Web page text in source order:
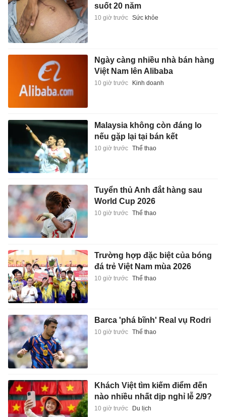
suốt 20 năm
10 giờ trước Sức khỏe
Ngày càng nhiều nhà bán hàng
Việt Nam lên Alibaba
10 giờ trước Kinh doanh
Malaysia không còn đáng lo
nếu gặp lại tại bán kết
10 giờ trước Thể thao
Tuyển thủ Anh đắt hàng sau
World Cup 2026
10 giờ trước Thể thao
Trường hợp đặc biệt của bóng
đá trẻ Việt Nam mùa 2026
10 giờ trước Thể thao
Barca 'phá bĩnh' Real vụ Rodri
10 giờ trước Thể thao
Khách Việt tìm kiếm điểm đến
nào nhiều nhất dịp nghỉ lễ 2/9?
10 giờ trước Du lịch